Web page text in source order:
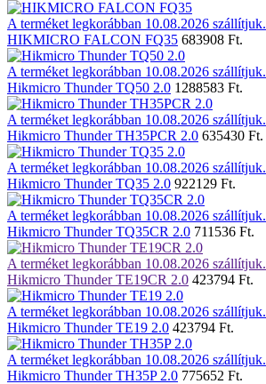
A terméket legkorábban 10.08.2026 szállítjuk.
HIKMICRO FALCON FQ35 683908 Ft.
A terméket legkorábban 10.08.2026 szállítjuk.
Hikmicro Thunder TQ50 2.0 1288583 Ft.
A terméket legkorábban 10.08.2026 szállítjuk.
Hikmicro Thunder TH35PCR 2.0 635430 Ft.
A terméket legkorábban 10.08.2026 szállítjuk.
Hikmicro Thunder TQ35 2.0 922129 Ft.
A terméket legkorábban 10.08.2026 szállítjuk.
Hikmicro Thunder TQ35CR 2.0 711536 Ft.
A terméket legkorábban 10.08.2026 szállítjuk.
Hikmicro Thunder TE19CR 2.0 423794 Ft.
A terméket legkorábban 10.08.2026 szállítjuk.
Hikmicro Thunder TE19 2.0 423794 Ft.
A terméket legkorábban 10.08.2026 szállítjuk.
Hikmicro Thunder TH35P 2.0 775652 Ft.